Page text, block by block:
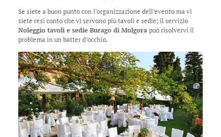
Se siete a buon punto con l’organizzazione dell’evento ma vi
siete resi conto che vi servono più tavoli e sedie; il servizio
Noleggio tavoli e sedie Burago di Molgora può risolvervi il
problema in un batter d’occhio.